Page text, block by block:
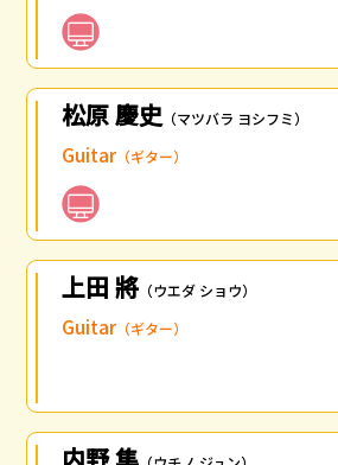
松原 慶史 （マツバラ ヨシフミ）
Guitar（ギター）
上田 將 （ウエダ ショウ）
Guitar（ギター）